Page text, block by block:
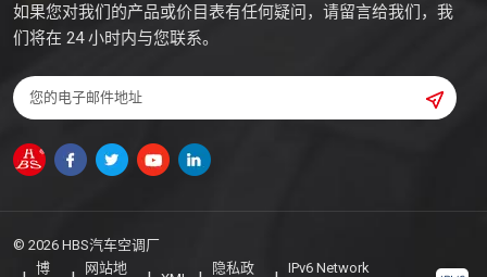
如果您对我们的产品或价目表有任何疑问，请留言给我们，我
们将在 24 小时内与您联系。
© 2026 HBS汽车空调厂
博 网站地 隐私政 IPv6 Network